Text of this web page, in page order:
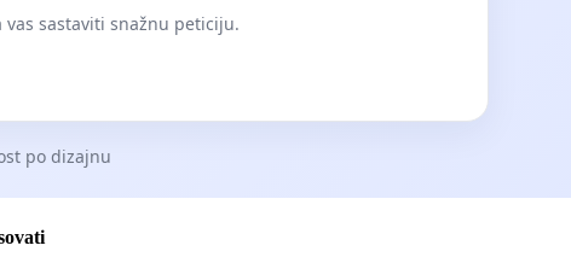
sastaviti snažnu peticiju.
po dizajnu